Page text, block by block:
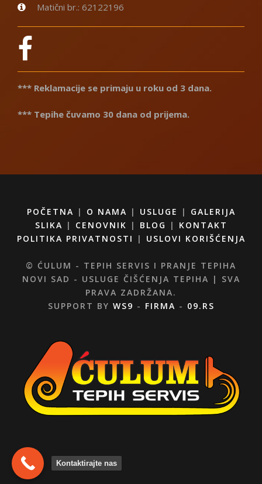
Matični br.: 62122196
*** Reklamacije se primaju u roku od 3 dana.
*** Tepihe čuvamo 30 dana od prijema.
POČETNA | O NAMA | USLUGE | GALERIJA
SLIKA | CENOVNIK | BLOG | KONTAKT
POLITIKA PRIVATNOSTI
| USLOVI KORIŠĆENJA
© ĆULUM - TEPIH SERVIS I PRANJE TEPIHA
NOVI SAD - USLUGE ČIŠĆENJA TEPIHA | SVA
PRAVA ZADRŽANA.
SUPPORT BY WS9 - FIRMA - 09.RS
Kontaktirajte nas